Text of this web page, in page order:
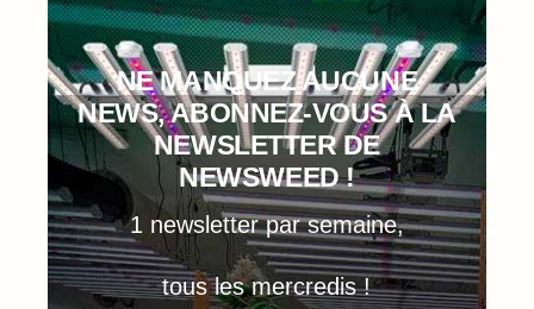
NE MANQUEZ AUCUNE
NEWS, ABONNEZ-VOUS À LA
NEWSLETTER DE
NEWSWEED !
1 newsletter par semaine,
tous les mercredis !